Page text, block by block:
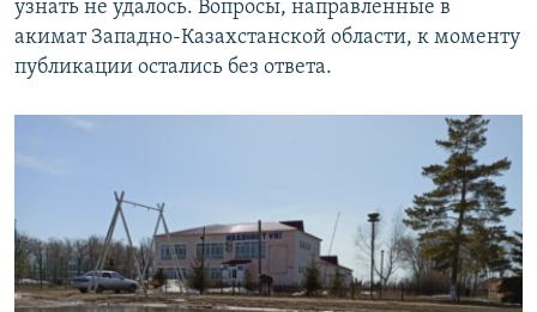
узнать не удалось. Вопросы, направленные в
акимат Западно-Казахстанской области, к моменту
публикации остались без ответа.